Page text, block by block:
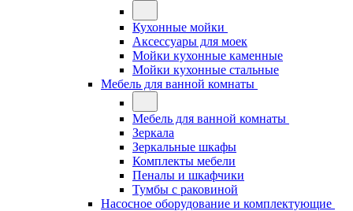
Кухонные мойки
Аксессуары для моек
Мойки кухонные каменные
Мойки кухонные стальные
Мебель для ванной комнаты
Мебель для ванной комнаты
Зеркала
Зеркальные шкафы
Комплекты мебели
Пеналы и шкафчики
Тумбы с раковиной
Насосное оборудование и комплектующие